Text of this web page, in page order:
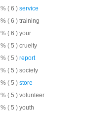
( 6 ) service
( 6 ) training
( 6 ) your
( 5 ) cruelty
( 5 ) report
( 5 ) society
( 5 ) store
( 5 ) volunteer
( 5 ) youth